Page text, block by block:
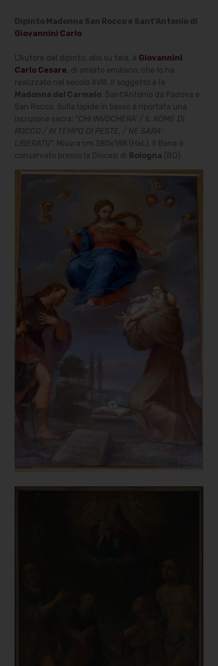
Dipinto Madonna San Rocco e Sant'Antonio di
Giovannini Carlo
L'Autore del dipinto, olio su tela, è Giovannini
Carlo Cesare, di ambito emiliano, che lo ha
realizzato nel secolo XVIII. Il soggetto è la
Madonna del Carmelo, Sant'Antonio da Padova e
San Rocco. Sulla lapide in basso è riportata una
iscrizione sacra: "CHI INVOCHERA' / IL NOME DI
ROCCO / IN TEMPO DI PESTE, / NE SARA'
LIBERATO". Misura cm 380x188 (HxL). Il Bene è
conservato presso la Diocesi di Bologna (BO).